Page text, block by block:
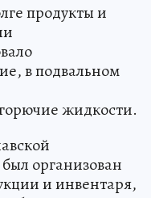
продукты и
в подвальном
жидкости.
организован
и инвентаря,